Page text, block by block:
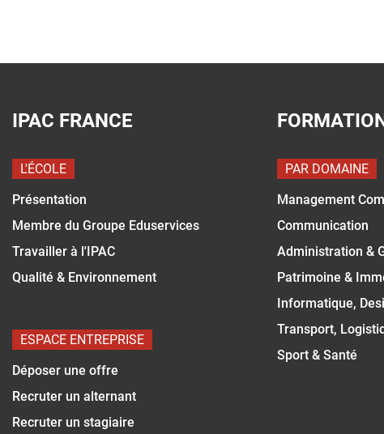
IPAC FRANCE
L'ÉCOLE
Présentation
Membre du Groupe Eduservices
Travailler à l'IPAC
Qualité & Environnement
ESPACE ENTREPRISE
Déposer une offre
Recruter un alternant
Recruter un stagiaire
PAR DOMAINE
Management
Communication
Administration &
Patrimoine &
Informatique,
Transport,
Sport & Santé